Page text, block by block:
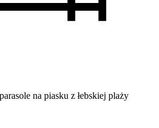
na piasku z łebskiej plaży